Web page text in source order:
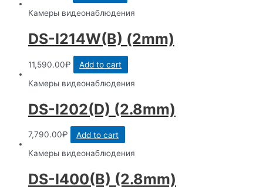
Камеры видеонаблюдения
DS-I214W(B) (2mm)
11,590.00₽
Add to cart
Камеры видеонаблюдения
DS-I202(D) (2.8mm)
7,790.00₽
Add to cart
Камеры видеонаблюдения
DS-I400(B) (2.8mm)